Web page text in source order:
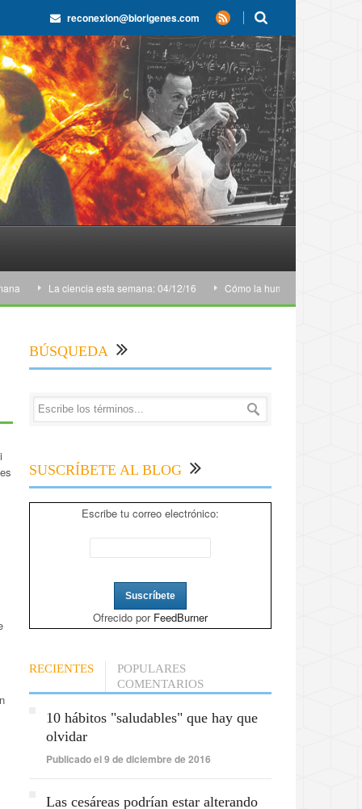
reconexion@biorigenes.com
La ciencia esta semana: 04/12/16 Cómo la humanidad se apoderó
BÚSQUEDA
SUSCRÍBETE AL BLOG
Escribe tu correo electrónico:
Ofrecido por FeedBurner
RECIENTES
POPULARES
COMENTARIOS
10 hábitos "saludables" que hay que
olvidar
Publicado el 9 de diciembre de 2016
Las cesáreas podrían estar alterando